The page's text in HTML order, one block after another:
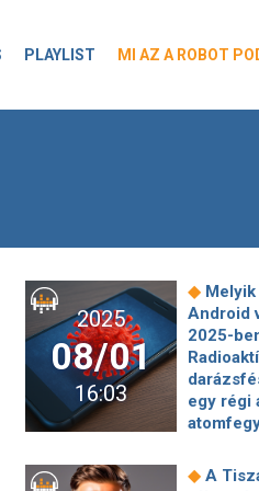
PLAYLIST MI AZ A ROBOT
2025
08/01
16:03
◆
Android
2025-
egy régi
◆ A